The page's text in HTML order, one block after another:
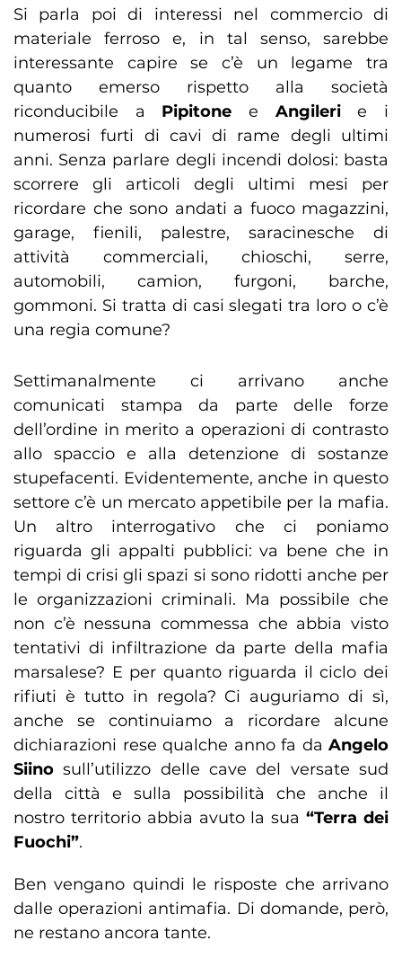
Si parla poi di interessi nel commercio di
materiale ferroso e, in tal senso, sarebbe
interessante capire se c’è un legame tra
quanto emerso rispetto alla società
riconducibile a Pipitone e Angilerie i
numerosi furti di cavi di rame degli ultimi
anni. Senza parlare degli incendi dolosi: basta
scorrere gli articoli degli ultimi mesi per
ricordare che sono andati a fuoco magazzini,
garage, fienili, palestre, saracinesche di
attività commerciali, chioschi, serre,
automobili, camion, furgoni, barche,
gommoni. Si tratta di casi slegati tra loro o c’è
una regia comune?
Settimanalmente ci arrivano anche
comunicati stampa da parte delle forze
dell’ordine in merito a operazioni di contrasto
allo spaccio e alla detenzione di sostanze
stupefacenti. Evidentemente, anche in questo
settore c’è un mercato appetibile per la mafia.
Un altro interrogativo che ci poniamo
riguarda gli appalti pubblici: va bene che in
tempi di crisi gli spazi si sono ridotti anche per
le organizzazioni criminali. Ma possibile che
non c’è nessuna commessa che abbia visto
tentativi di infiltrazione da parte della mafia
marsalese? E per quanto riguarda il ciclo dei
rifiuti è tutto in regola? Ci auguriamo di sì,
anche se continuiamo a ricordare alcune
dichiarazioni rese qualche anno fa da Angelo
Siino sull’utilizzo delle cave del versate sud
della città e sulla possibilità che anche il
nostro territorio abbia avuto la sua“Terra dei
Fuochi”.
Ben vengano quindi le risposte che arrivano
dalle operazioni antimafia. Di domande, però,
ne restano ancora tante.